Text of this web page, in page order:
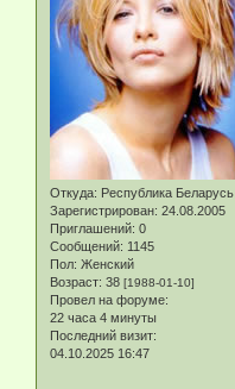
Откуда: Республика Беларусь
Зарегистрирован: 24.08.2005
Приглашений: 0
Сообщений: 1145
Пол: Женский
Возраст: 38 [1988-01-10]
Провел на форуме:
22 часа 4 минуты
Последний визит:
04.10.2025 16:47